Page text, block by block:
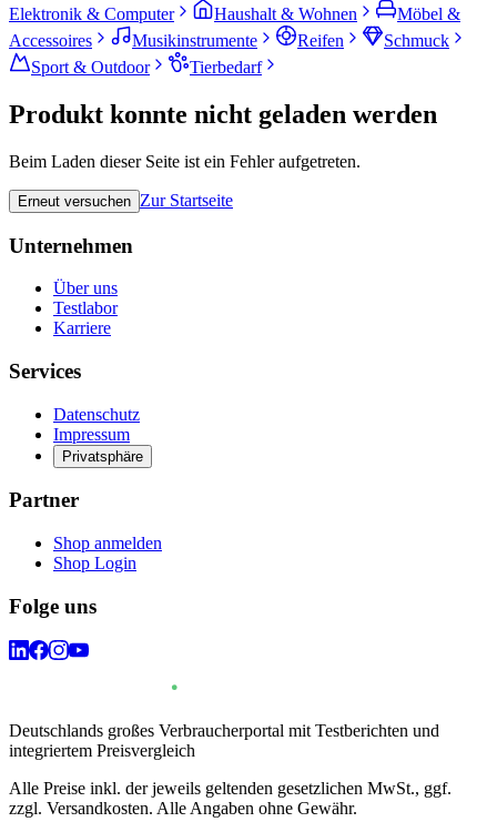
Elektronik & Computer
Haushalt & Wohnen
Möbel &
Accessoires
Musikinstrumente Reifen
Schmuck
Sport & Outdoor
Tierbedarf
Produkt konnte nicht geladen werden
Beim Laden dieser Seite ist ein Fehler aufgetreten.
Erneut versuchen Zur Startseite
Unternehmen
Über uns
Testlabor
Karriere
Services
Datenschutz
Impressum
Privatsphäre
Partner
Shop anmelden
Shop Login
Folge uns
Deutschlands großes Verbraucherportal mit Testberichten und
integriertem Preisvergleich
Alle Preise inkl. der jeweils geltenden gesetzlichen MwSt., ggf.
zzgl. Versandkosten. Alle Angaben ohne Gewähr.